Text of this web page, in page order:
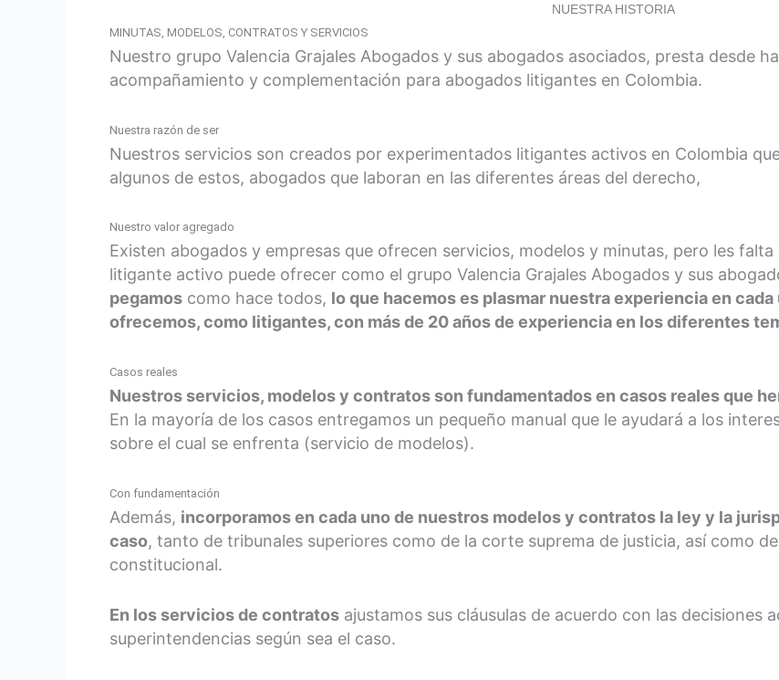
NUESTRA HISTORIA
MINUTAS, MODELOS, CONTRATOS Y SERVICIOS
Nuestro grupo Valencia Grajales Abogados y sus abogados asociados, presta desde
acompañamiento y complementación para abogados litigantes en Colombia.
Nuestra razón de ser
Nuestros servicios son creados por experimentados litigantes activos en Colombia
algunos de estos, abogados que laboran en las diferentes áreas del derecho,
Nuestro valor agregado
Existen abogados y empresas que ofrecen servicios, modelos y minutas, pero les
litigante activo puede ofrecer como el grupo Valencia Grajales Abogados y sus
pegamos como hace todos, lo que hacemos es plasmar nuestra experiencia en
ofrecemos, como litigantes, con más de 20 años de experiencia en los diferentes
Casos reales
Nuestros servicios, modelos y contratos son fundamentados en casos reales que
En la mayoría de los casos entregamos un pequeño manual que le ayudará a los
sobre el cual se enfrenta (servicio de modelos).
Con fundamentación
Además, incorporamos en cada uno de nuestros modelos y contratos la ley y la
caso, tanto de tribunales superiores como de la corte suprema de justicia, así como
constitucional.
En los servicios de contratos ajustamos sus cláusulas de acuerdo con las decisiones
superintendencias según sea el caso.